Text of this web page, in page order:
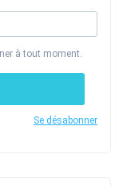
à tout moment.
Se désabonner